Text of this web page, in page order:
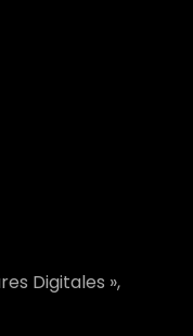
Digitales »,